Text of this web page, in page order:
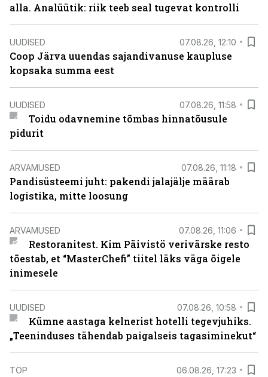
alla. Analüütik: riik teeb seal tugevat kontrolli
UUDISED 07.08.26, 12:10
Coop Järva uuendas sajandivanuse kaupluse
kopsaka summa eest
UUDISED 07.08.26, 11:58
Toidu odavnemine tõmbas hinnatõusule
pidurit
ARVAMUSED 07.08.26, 11:18
Pandisüsteemi juht: pakendi jalajälje määrab
logistika, mitte loosung
ARVAMUSED 07.08.26, 11:06
Restoranitest. Kim Päivistö verivärske resto
tõestab, et “MasterChefi” tiitel läks väga õigele
inimesele
UUDISED 07.08.26, 10:58
Kümne aastaga kelnerist hotelli tegevjuhiks.
„Teeninduses tähendab paigalseis tagasiminekut“
TOP 06.08.26, 17:23